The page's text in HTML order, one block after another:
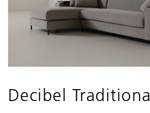
Decibel Traditional